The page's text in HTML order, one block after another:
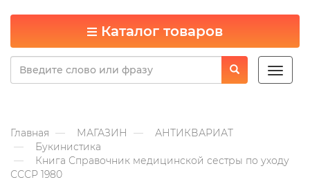
Каталог товаров
Toggle
Главная МАГАЗИН
АНТИКВАРИАТ
Букинистика
Книга Справочник медицинской сестры по уходу
СССР 1980